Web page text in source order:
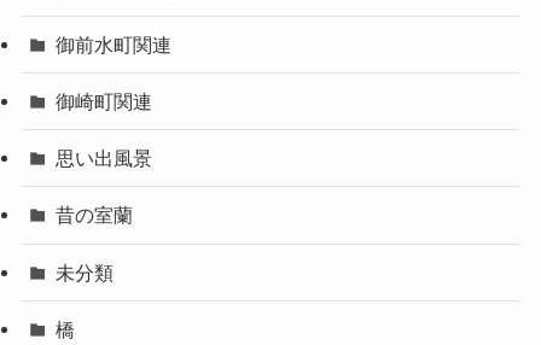
御前水町関連
御崎町関連
思い出風景
昔の室蘭
未分類
橋